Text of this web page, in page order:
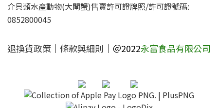
介貝類水產動物(大閘蟹)售賣許可證牌照/許可證號碼:
0852800045
退換貨政策 ｜ 條款與細則 ｜＠2022永富食品有限公司